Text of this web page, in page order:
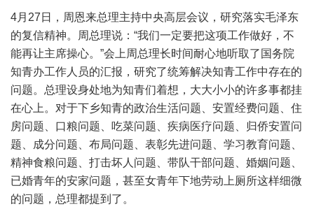
4月27日，周恩来总理主持中央高层会议，研究落实毛泽东
的复信精神。周总理说：“我们一定要把这项工作做好，不
能再让主席操心。”会上周总理长时间耐心地听取了国务院
知青办工作人员的汇报，研究了统筹解决知青工作中存在的
问题。总理设身处地为知青们着想，大大小小的许多事都挂
在心上。对于下乡知青的政治生活问题、安置经费问题、住
房问题、口粮问题、吃菜问题、疾病医疗问题、归侨安置问
题、成分问题、布局问题、表彰先进问题、学习教育问题、
精神食粮问题、打击坏人问题、带队干部问题、婚姻问题、
已婚青年的安家问题，甚至女青年下地劳动上厕所这样细微
的问题，总理都提到了。